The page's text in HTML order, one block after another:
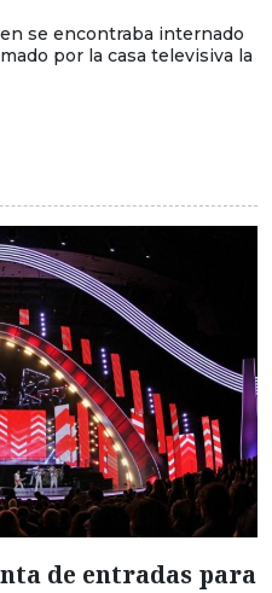
se encontraba internado
por la casa televisiva la
de entradas para